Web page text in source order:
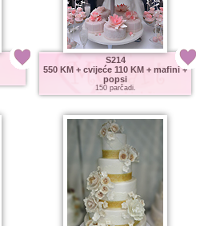
S214
550 KM + cvijeće 110 KM + mafini +
popsi
150 parčadi.